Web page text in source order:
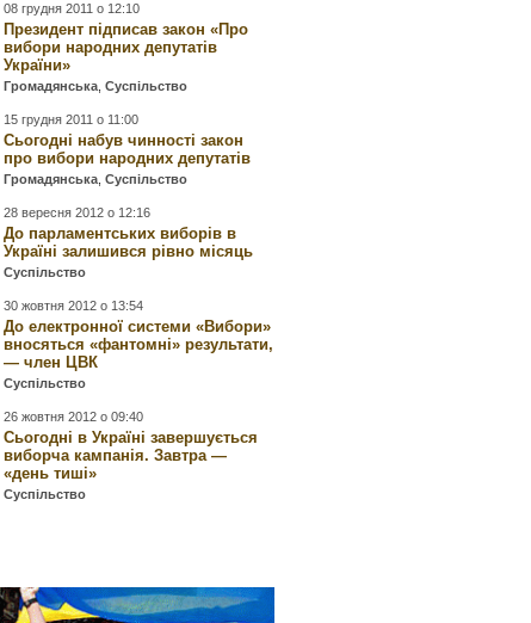
08 грудня 2011 о 12:10
Президент підписав закон «Про
вибори народних депутатів
України»
Громадянська ,Суспільство
15 грудня 2011 о 11:00
Сьогодні набув чинності закон
про вибори народних депутатів
Громадянська ,Суспільство
28 вересня 2012 о 12:16
До парламентських виборів в
Україні залишився рівно місяць
Суспільство
30 жовтня 2012 о 13:54
До електронної системи «Вибори»
вносяться «фантомні» результати,
— член ЦВК
Суспільство
26 жовтня 2012 о 09:40
Сьогодні в Україні завершується
виборча кампанія. Завтра —
«день тиші»
Суспільство